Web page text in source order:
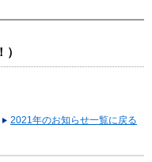
2021年のお知らせ一覧に戻る